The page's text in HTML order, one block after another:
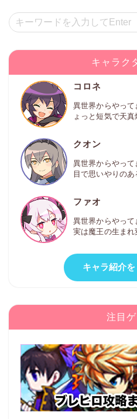
キャラク
コロネ
異世界からやって
ょっと短気で天真
クオン
異世界からやっ
目で思いやりのあ
ファオ
異世界からやって
実は魔王の生まれ
キャラ紹介
注目